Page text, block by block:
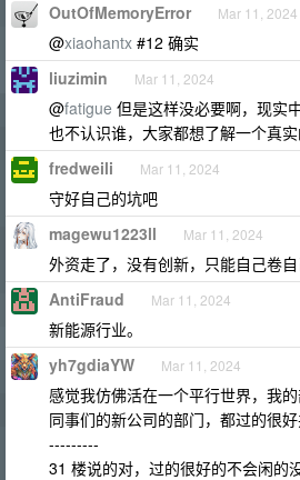
OutOfMemoryError Mar 11, 2024
@xiaohantx #12 确实
liuzimin Mar 11, 2024
@fatigue 但是这样没必要啊，现实
也不认识谁，大家都想了解一个真实
fredweili Mar 11, 2024
守好自己的坑吧
magewu1223ll Mar 11, 2024
外资走了，没有创新，只能自己卷
AntiFraud Mar 11, 2024
新能源行业。
yh7gdiaYW Mar 11, 2024
感觉我仿佛活在一个平行世界，我
同事们的新公司的部门，都过的很
---------
31 楼说的对，过的很好的不会闲的